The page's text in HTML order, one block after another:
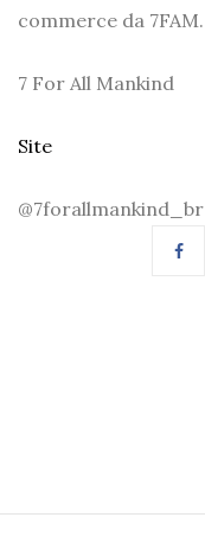
commerce da 7FAM.
7 For All Mankind
Site
@7forallmankind_br